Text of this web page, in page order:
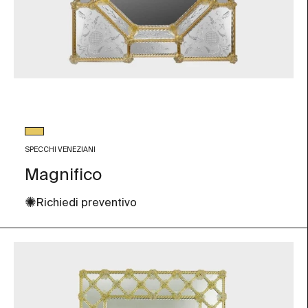
Colore vetro
SPECCHI VENEZIANI
Magnifico
✺Richiedi preventivo